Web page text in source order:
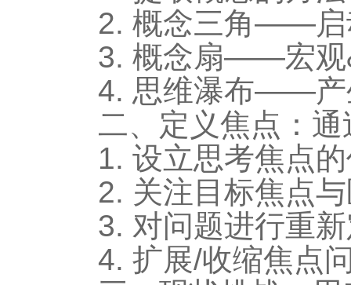
2. 概念三角——启
3. 概念扇——宏观
4. 思维瀑布——产
二、定义焦点：
1. 设立思考焦点
2. 关注目标焦点
3. 对问题进行重
4. 扩展/收缩焦点